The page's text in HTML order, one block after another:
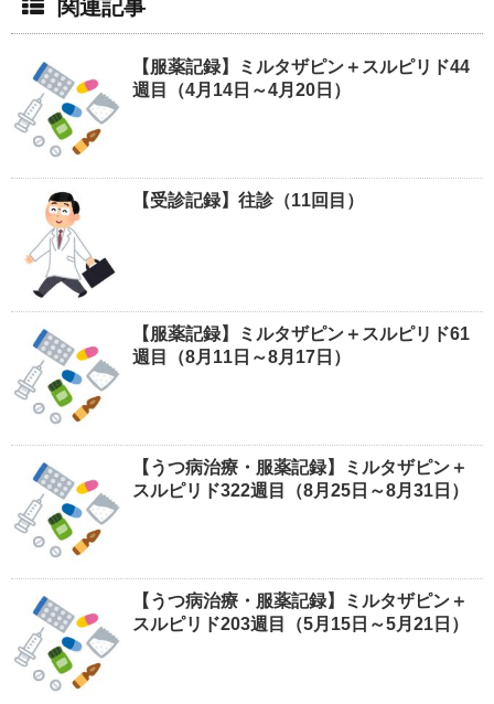
関連記事
【服薬記録】ミルタザピン＋スルピリド44
週目（4月14日～4月20日）
【受診記録】往診（11回目）
【服薬記録】ミルタザピン＋スルピリド61
週目（8月11日～8月17日）
【うつ病治療・服薬記録】ミルタザピン＋
スルピリド322週目（8月25日～8月31日）
【うつ病治療・服薬記録】ミルタザピン＋
スルピリド203週目（5月15日～5月21日）